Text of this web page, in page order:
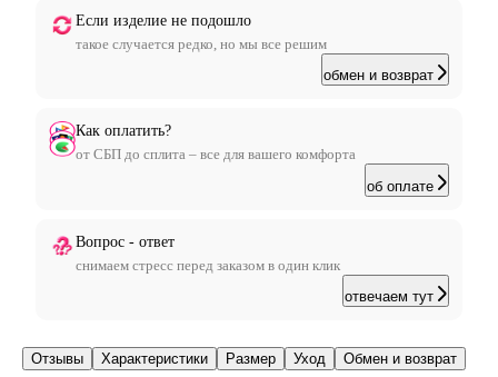
Если изделие не подошло
такое случается редко, но мы все решим
обмен и возврат
Как оплатить?
от СБП до сплита – все для вашего комфорта
об оплате
Вопрос - ответ
снимаем стресс перед заказом в один клик
отвечаем тут
Отзывы Характеристики Размер Уход Обмен и возврат